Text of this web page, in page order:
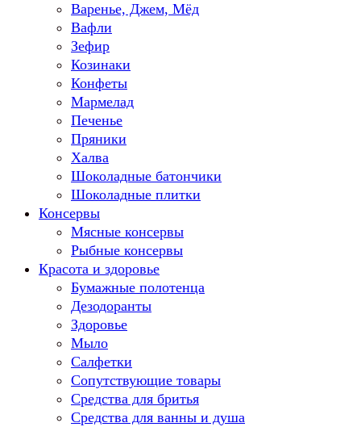
Варенье, Джем, Мёд
Вафли
Зефир
Козинаки
Конфеты
Мармелад
Печенье
Пряники
Халва
Шоколадные батончики
Шоколадные плитки
Консервы
Мясные консервы
Рыбные консервы
Красота и здоровье
Бумажные полотенца
Дезодоранты
Здоровье
Мыло
Салфетки
Сопутствующие товары
Средства для бритья
Средства для ванны и душа